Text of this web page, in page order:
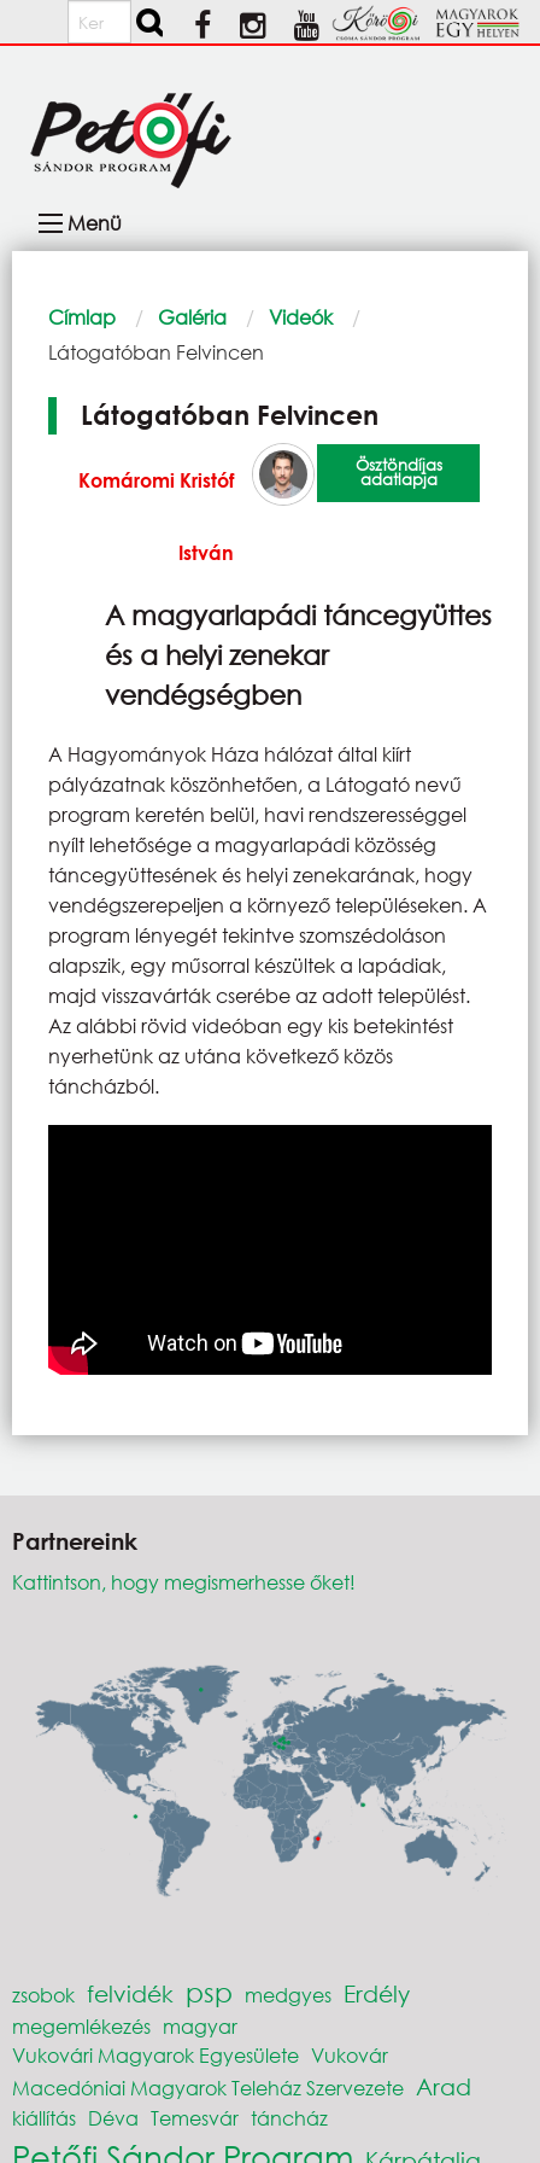
Ugrás a tartalomra
Keresés
navigáció
Menü
Morzsa
Címlap Galéria
Videók
Current:
Látogatóban Felvincen
Látogatóban Felvincen
Komáromi Kristóf
István
Ösztöndíjas
adatlapja
A magyarlapádi táncegyüttes
és a helyi zenekar
vendégségben
A Hagyományok Háza hálózat által kiírt
pályázatnak köszönhetően, a Látogató nevű
program keretén belül, havi rendszerességgel
nyílt lehetősége a magyarlapádi közösség
táncegyüttesének és helyi zenekarának, hogy
vendégszerepeljen a környező településeken. A
program lényegét tekintve szomszédoláson
alapszik, egy műsorral készültek a lapádiak,
majd visszavárták cserébe az adott települést.
Az alábbi rövid videóban egy kis betekintést
nyerhetünk az utána következő közös
táncházból.
Partnereink
Kattintson, hogy megismerhesse őket!
zsobok felvidék psp medgyes Erdély
megemlékezés magyar
Vukovári Magyarok Egyesülete Vukovár
Macedóniai Magyarok Teleház Szervezete Arad
kiállítás Déva Temesvár táncház